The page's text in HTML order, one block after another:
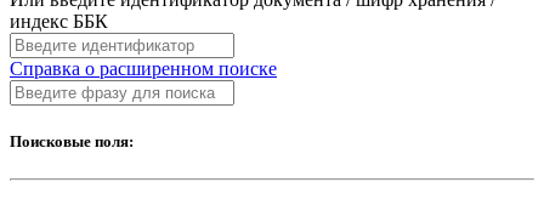
индекс ББК
Справка о расширенном поиске
Поисковые поля: